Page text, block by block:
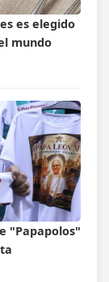
es elegido
mundo
"Papapolos"